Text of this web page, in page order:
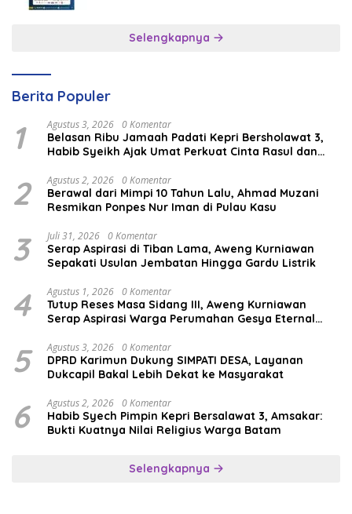
Selengkapnya
Berita Populer
1 Agustus 3, 2026 0 Komentar
Belasan Ribu Jamaah Padati Kepri Bersholawat 3,
Habib Syeikh Ajak Umat Perkuat Cinta Rasul dan
2 Agustus 2, 2026 0 Komentar
Berawal dari Mimpi 10 Tahun Lalu, Ahmad Muzani
Resmikan Ponpes Nur Iman di Pulau Kasu
3 Juli 31, 2026 0 Komentar
Serap Aspirasi di Tiban Lama, Aweng Kurniawan
Sepakati Usulan Jembatan Hingga Gardu Listrik
4 Agustus 1, 2026 0 Komentar
Tutup Reses Masa Sidang III, Aweng Kurniawan
Serap Aspirasi Warga Perumahan Gesya Eternal
5 Agustus 3, 2026 0 Komentar
DPRD Karimun Dukung SIMPATI DESA, Layanan
Dukcapil Bakal Lebih Dekat ke Masyarakat
6 Agustus 2, 2026 0 Komentar
Habib Syech Pimpin Kepri Bersalawat 3, Amsakar:
Bukti Kuatnya Nilai Religius Warga Batam
Selengkapnya